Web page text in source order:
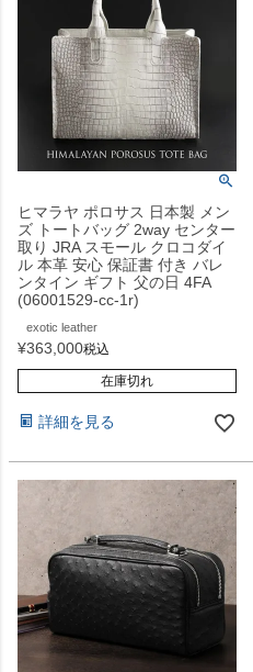
ヒマラヤ ポロサス 日本製 メン
ズ トートバッグ 2way センター
取り JRA スモール クロコダイ
ル 本革 安心 保証書 付き バレ
ンタイン ギフト 父の日 4FA
(06001529-cc-1r)
exotic leather
¥363,000税込
在庫切れ
詳細を見る